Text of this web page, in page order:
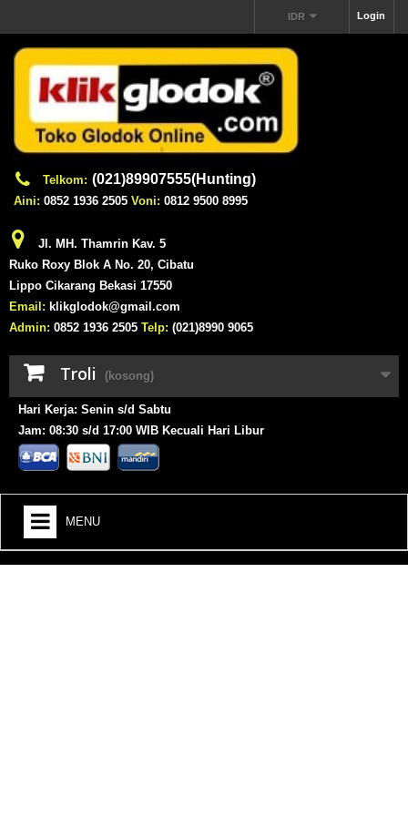
Login
IDR
Telkom: (021)89907555(Hunting)
Aini: 0852 1936 2505 Voni: 0812 9500 8995
Jl. MH. Thamrin Kav. 5
Ruko Roxy Blok A No. 20, Cibatu
Lippo Cikarang Bekasi 17550
Email: klikglodok@gmail.com
Admin: 0852 1936 2505 Telp: (021)8990 9065
Troli (kosong)
Hari Kerja: Senin s/d Sabtu
Jam: 08:30 s/d 17:00 WIB Kecuali Hari Libur
MENU